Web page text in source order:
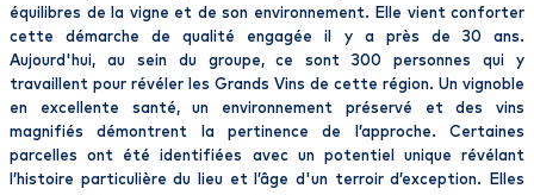
équilibres de la vigne et de son environnement. Elle vient conforter
cette démarche de qualité engagée il y a près de 30 ans.
Aujourd'hui, au sein du groupe, ce sont 300 personnes qui y
travaillent pour révéler les Grands Vins de cette région. Un vignoble
en excellente santé, un environnement préservé et des vins
magnifiés démontrent la pertinence de l’approche. Certaines
parcelles ont été identifiées avec un potentiel unique révélant
l’histoire particulière du lieu et l’âge d'un terroir d’exception. Elles